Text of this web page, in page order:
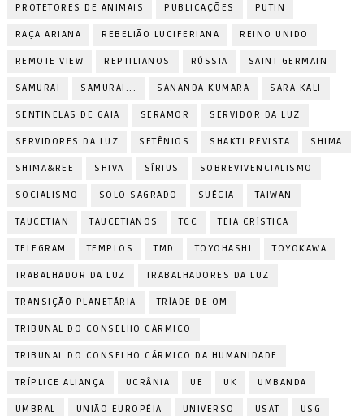
PROTETORES DE ANIMAIS PUBLICAÇÕES PUTIN
RAÇA ARIANA REBELIÃO LUCIFERIANA REINO UNIDO
REMOTE VIEW REPTILIANOS RÚSSIA SAINT GERMAIN
SAMURAI SAMURAI... SANANDA KUMARA SARA KALI
SENTINELAS DE GAIA SERAMOR SERVIDOR DA LUZ
SERVIDORES DA LUZ SETÊNIOS SHAKTI REVISTA SHIMA
SHIMA&REE SHIVA SÍRIUS SOBREVIVENCIALISMO
SOCIALISMO SOLO SAGRADO SUÉCIA TAIWAN
TAUCETIAN TAUCETIANOS TCC TEIA CRÍSTICA
TELEGRAM TEMPLOS TMD TOYOHASHI TOYOKAWA
TRABALHADOR DA LUZ TRABALHADORES DA LUZ
TRANSIÇÃO PLANETÁRIA TRÍADE DE OM
TRIBUNAL DO CONSELHO CÁRMICO
TRIBUNAL DO CONSELHO CÁRMICO DA HUMANIDADE
TRÍPLICE ALIANÇA UCRÂNIA UE UK UMBANDA
UMBRAL UNIÃO EUROPÉIA UNIVERSO USAT USG